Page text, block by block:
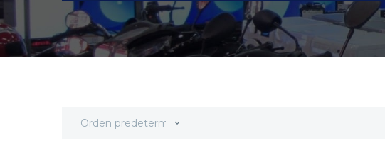
Orden predeterminado